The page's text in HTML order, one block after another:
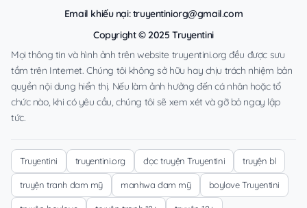
Email khiếu nại:truyentiniorg@gmail.com
Copyright © 2025 Truyentini
Mọi thông tin và hình ảnh trên website truyentini.org đều được sưu
tầm trên Internet. Chúng tôi không sở hữu hay chịu trách nhiệm bản
quyền nội dung hiển thị. Nếu làm ảnh hưởng đến cá nhân hoặc tổ
chức nào, khi có yêu cầu, chúng tôi sẽ xem xét và gỡ bỏ ngay lập
tức.
Truyentini truyentini.org đọc truyện Truyentini truyện bl
truyện tranh đam mỹ manhwa đam mỹ boylove Truyentini